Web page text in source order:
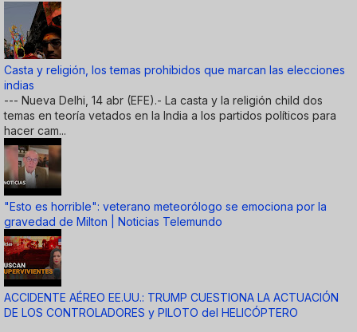
Casta y religión, los temas prohibidos que marcan las elecciones
indias
--- Nueva Delhi, 14 abr (EFE).- La casta y la religión child dos
temas en teoría vetados en la India a los partidos políticos para
hacer cam...
"Esto es horrible": veterano meteorólogo se emociona por la
gravedad de Milton | Noticias Telemundo
ACCIDENTE AÉREO EE.UU.: TRUMP CUESTIONA LA ACTUACIÓN
DE LOS CONTROLADORES y PILOTO del HELICÓPTERO